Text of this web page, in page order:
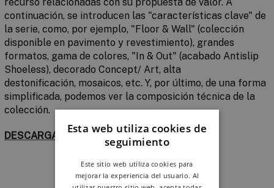
continuación, se introducen las "características clave" de
la serie, como, por ejemplo, "Floor & Wall" (colección
disponible en pavimento y revestimiento), grandes
formatos, gama de colores, "In & Out" (acabado Antislip
Shoeless), decorado Concept/ Art, alta
destonificación, mosaicos, etc. Y, por último, de una forma
simplificada, podemos ver la composición técnica de la
colección.
DESCARGAR CATÁLOGO
Esta web utiliza cookies de
seguimiento
Este sitio web utiliza cookies para
mejorar la experiencia del usuario. Al